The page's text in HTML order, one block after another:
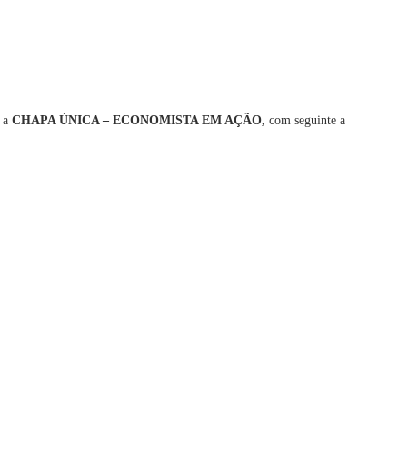
CHAPA ÚNICA – ECONOMISTA EM AÇÃO, com seguinte a